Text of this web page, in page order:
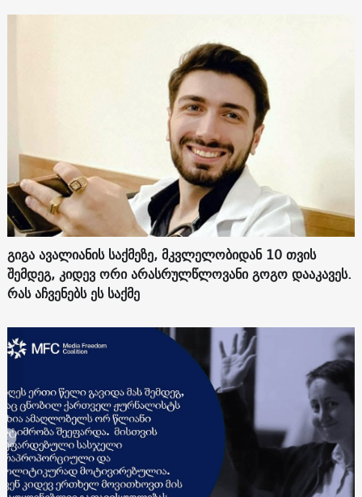
გიგა ავალიანის საქმეზე, მკვლელობიდან 10 თვის
შემდეგ, კიდევ ორი არასრულწლოვანი გოგო დააკავეს.
რას აჩვენებს ეს საქმე